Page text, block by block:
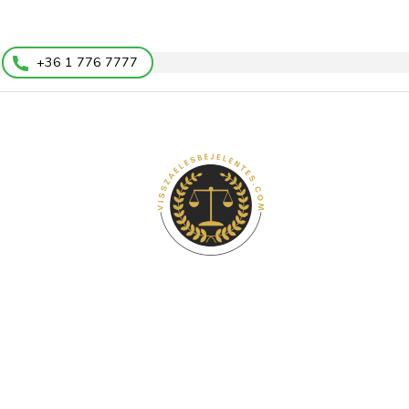
+36 1 776 7777